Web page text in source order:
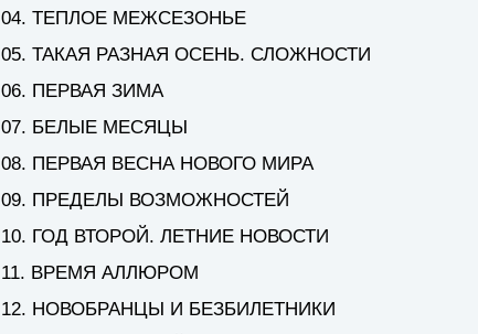
04. ТЕПЛОЕ МЕЖСЕЗОНЬЕ
05. ТАКАЯ РАЗНАЯ ОСЕНЬ. СЛОЖНОСТИ
06. ПЕРВАЯ ЗИМА
07. БЕЛЫЕ МЕСЯЦЫ
08. ПЕРВАЯ ВЕСНА НОВОГО МИРА
09. ПРЕДЕЛЫ ВОЗМОЖНОСТЕЙ
10. ГОД ВТОРОЙ. ЛЕТНИЕ НОВОСТИ
11. ВРЕМЯ АЛЛЮРОМ
12. НОВОБРАНЦЫ И БЕЗБИЛЕТНИКИ